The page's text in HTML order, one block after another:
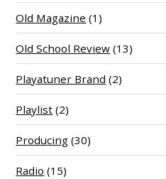
Old Magazine (1)
Old School Review (13)
Playatuner Brand (2)
Playlist (2)
Producing (30)
Radio (15)